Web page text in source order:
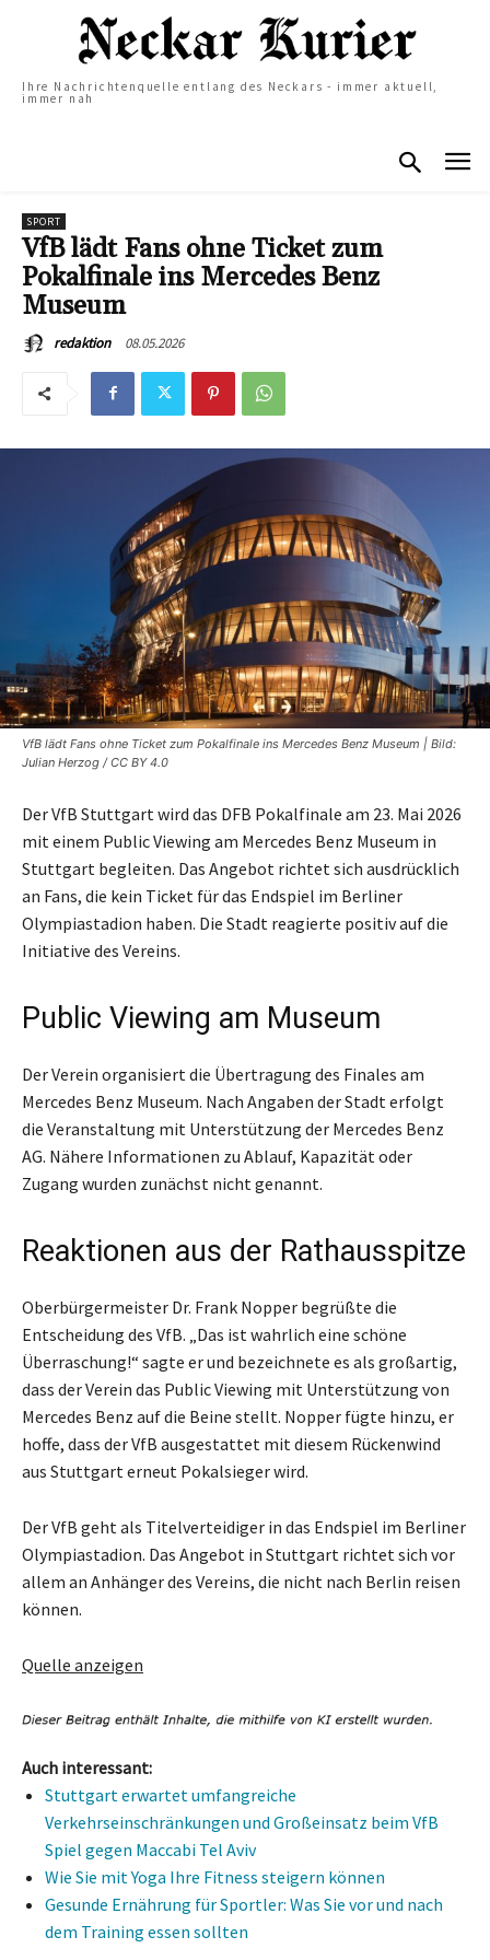
Ihre Nachrichtenquelle entlang des Neckars - immer aktuell,
immer nah
SPORT
VfB lädt Fans ohne Ticket zum
Pokalfinale ins Mercedes Benz
Museum
redaktion 08.05.2026
VfB lädt Fans ohne Ticket zum Pokalfinale ins Mercedes Benz Museum | Bild:
Julian Herzog / CC BY 4.0
Der VfB Stuttgart wird das DFB Pokalfinale am 23. Mai 2026
mit einem Public Viewing am Mercedes Benz Museum in
Stuttgart begleiten. Das Angebot richtet sich ausdrücklich
an Fans, die kein Ticket für das Endspiel im Berliner
Olympiastadion haben. Die Stadt reagierte positiv auf die
Initiative des Vereins.
Public Viewing am Museum
Der Verein organisiert die Übertragung des Finales am
Mercedes Benz Museum. Nach Angaben der Stadt erfolgt
die Veranstaltung mit Unterstützung der Mercedes Benz
AG. Nähere Informationen zu Ablauf, Kapazität oder
Zugang wurden zunächst nicht genannt.
Reaktionen aus der Rathausspitze
Oberbürgermeister Dr. Frank Nopper begrüßte die
Entscheidung des VfB. „Das ist wahrlich eine schöne
Überraschung!“ sagte er und bezeichnete es als großartig,
dass der Verein das Public Viewing mit Unterstützung von
Mercedes Benz auf die Beine stellt. Nopper fügte hinzu, er
hoffe, dass der VfB ausgestattet mit diesem Rückenwind
aus Stuttgart erneut Pokalsieger wird.
Der VfB geht als Titelverteidiger in das Endspiel im Berliner
Olympiastadion. Das Angebot in Stuttgart richtet sich vor
allem an Anhänger des Vereins, die nicht nach Berlin reisen
können.
Quelle anzeigen
Auch interessant:
Stuttgart erwartet umfangreiche
Verkehrseinschränkungen und Großeinsatz beim VfB
Spiel gegen Maccabi Tel Aviv
Wie Sie mit Yoga Ihre Fitness steigern können
Gesunde Ernährung für Sportler: Was Sie vor und nach
dem Training essen sollten